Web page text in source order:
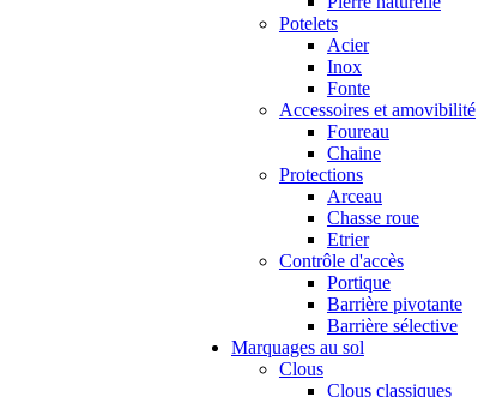
Potelets
Acier
Inox
Fonte
Accessoires et amovibilité
Foureau
Chaine
Protections
Arceau
Chasse roue
Etrier
Contrôle d'accès
Portique
Barrière pivotante
Barrière sélective
Marquages au sol
Clous
Clous classiques